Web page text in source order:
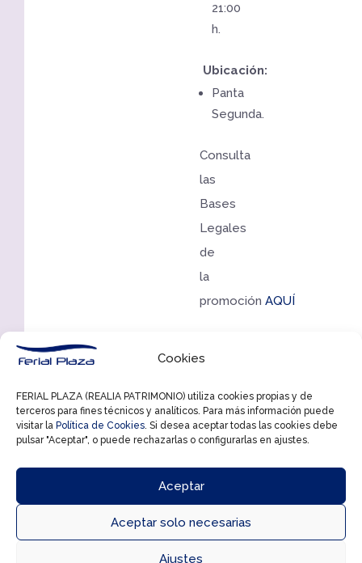
Cookies
FERIAL PLAZA (REALIA PATRIMONIO) utiliza cookies propias y de
terceros para fines técnicos y analíticos. Para más información puede
visitar la Política de Cookies. Si desea aceptar todas las cookies debe
pulsar "Aceptar", o puede rechazarlas o configurarlas en ajustes.
Aceptar
Aceptar solo necesarias
Ajustes
21:00
h.
Ubicación:
Panta
Segunda.
Consulta
las
Bases
Legales
de
la
promoción AQUÍ